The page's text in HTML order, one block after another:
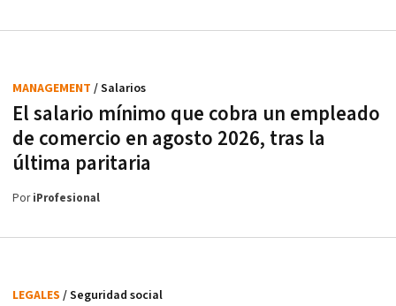
El salario mínimo que cobra un empleado
de comercio en agosto 2026, tras la
última paritaria
MANAGEMENT / Salarios
PoriProfesional
LEGALES / Seguridad social